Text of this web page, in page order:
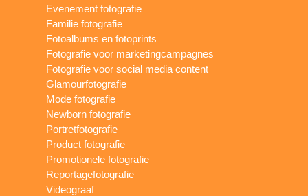
Evenement fotografie
Familie fotografie
Fotoalbums en fotoprints
Fotografie voor marketingcampagnes
Fotografie voor social media content
Glamourfotografie
Mode fotografie
Newborn fotografie
Portretfotografie
Product fotografie
Promotionele fotografie
Reportagefotografie
Videograaf